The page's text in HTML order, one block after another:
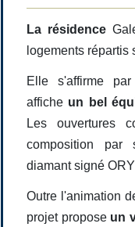
La résidence
logements répartis
Elle s'affirme par
affiche un bel
Les ouvertures
composition par
diamant signé
Outre l'animation
projet propose un